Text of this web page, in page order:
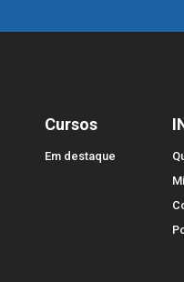
Cursos
Em destaque